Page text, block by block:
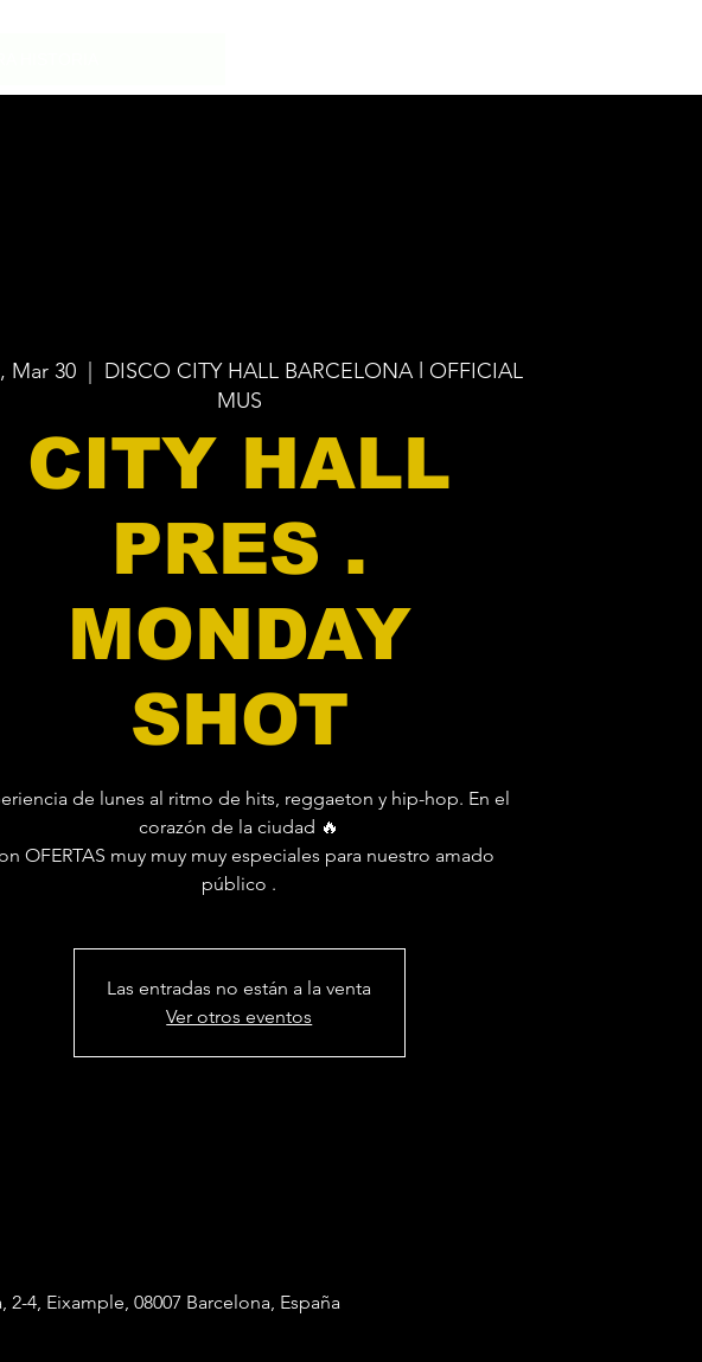
Mar 30
  |
DISCO CITY HALL BARCELONA l OFFICIAL
MUS
CITY HALL
PRES .
MONDAY
SHOT
de lunes al ritmo de hits, reggaeton y hip-hop. En el
corazón de la ciudad 🔥
OFERTAS muy muy muy especiales para nuestro amado
público .
Las entradas no están a la venta
Ver otros eventos
4, Eixample, 08007 Barcelona, España